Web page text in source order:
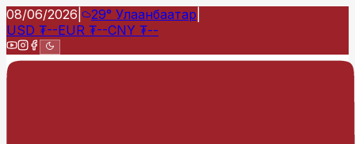
08/06/2026 29° Улаанбаатар
USD ₮--EUR ₮--CNY ₮--